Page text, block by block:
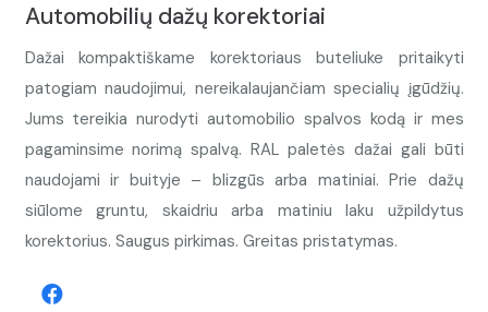
Automobilių dažų korektoriai
Dažai kompaktiškame korektoriaus buteliuke pritaikyti
patogiam naudojimui, nereikalaujančiam specialių įgūdžių.
Jums tereikia nurodyti automobilio spalvos kodą ir mes
pagaminsime norimą spalvą. RAL paletės dažai gali būti
naudojami ir buityje – blizgūs arba matiniai. Prie dažų
siūlome gruntu, skaidriu arba matiniu laku užpildytus
korektorius. Saugus pirkimas. Greitas pristatymas.